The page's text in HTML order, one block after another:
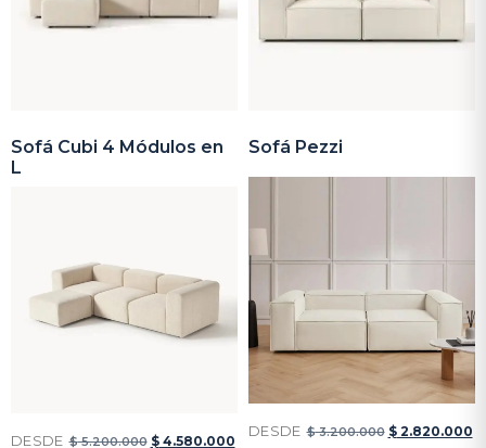
Sofá Cubi 4 Módulos en
L
DESDE $5.200.000 $4.580.000
Sofá Pezzi
DESDE $3.200.000 $2.820.000